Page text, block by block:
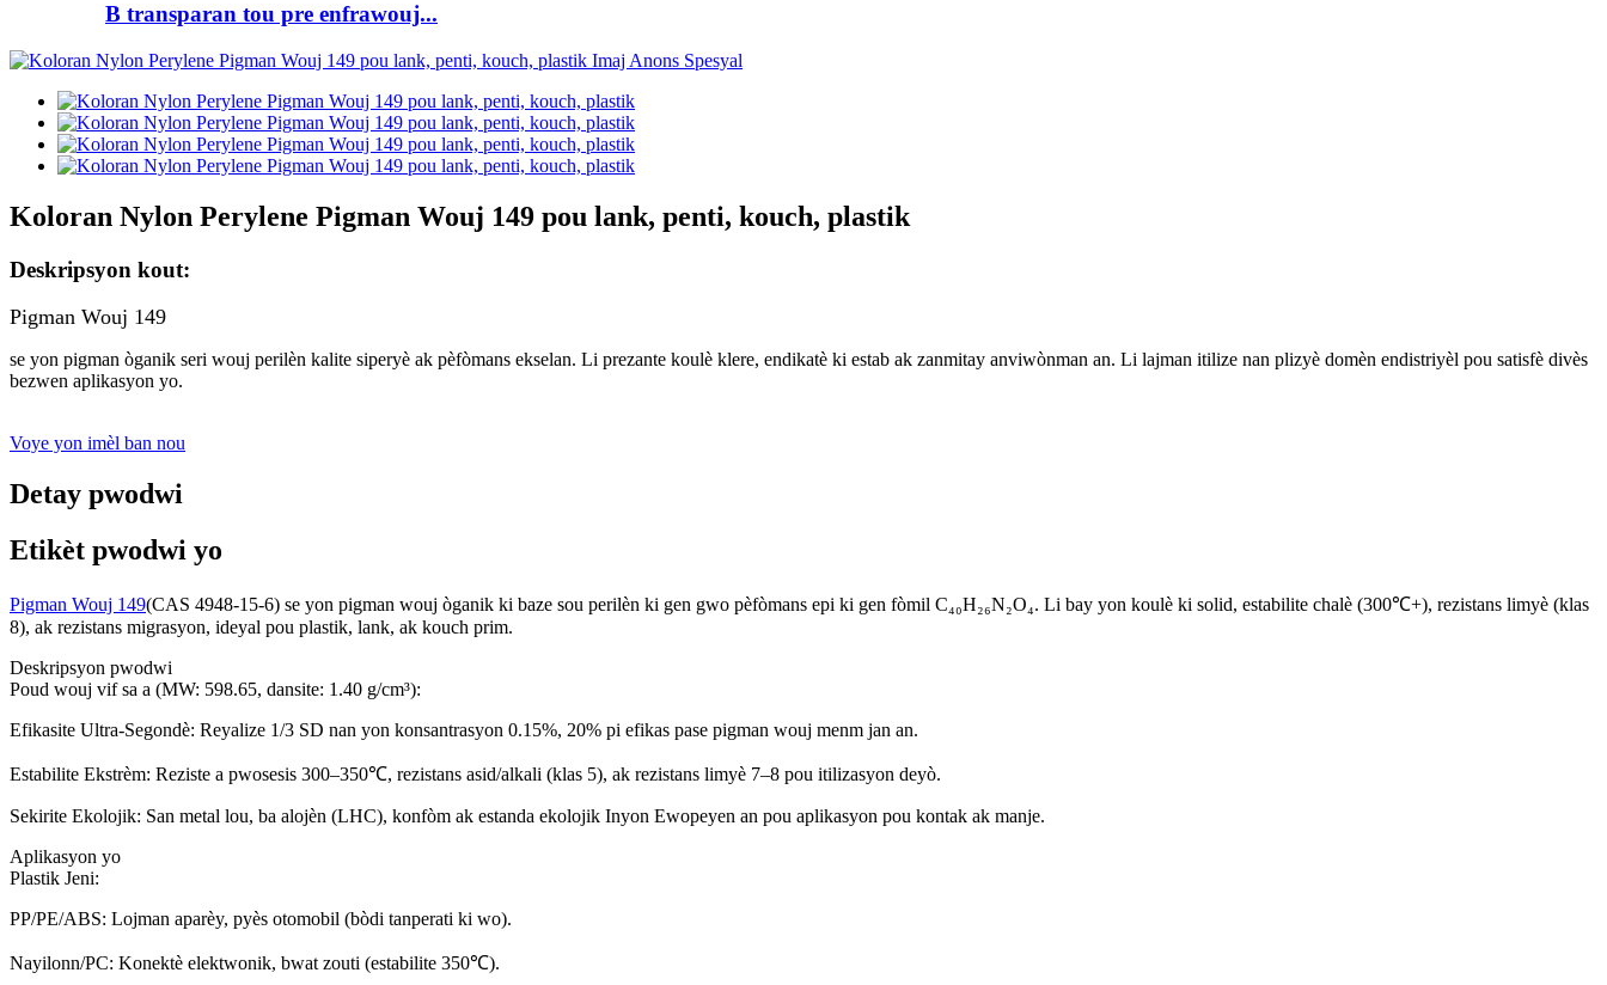
B transparan tou pre enfrawouj...
Koloran Nylon Perylene Pigman Wouj 149 pou lank, penti, kouch, plastik
Deskripsyon kout:
Pigman Wouj 149
se yon pigman òganik seri wouj perilèn kalite siperyè ak pèfòmans ekselan. Li prezante koulè klere, endikatè ki estab ak zanmitay anviwònman an. Li lajman itilize nan plizyè domèn endistriyèl pou satisfè divès
bezwen aplikasyon yo.
Voye yon imèl ban nou
Detay pwodwi
Etikèt pwodwi yo
Pigman Wouj 149(CAS 4948-15-6) se yon pigman wouj òganik ki baze sou perilèn ki gen gwo pèfòmans epi ki gen fòmil C₄₀H₂₆N₂O₄. Li bay yon koulè ki solid, estabilite chalè (300℃+), rezistans limyè (klas
8), ak rezistans migrasyon, ideyal pou plastik, lank, ak kouch prim.
Deskripsyon pwodwi
Poud wouj vif sa a (MW: 598.65, dansite: 1.40 g/cm³):
Efikasite Ultra-Segondè: Reyalize 1/3 SD nan yon konsantrasyon 0.15%, 20% pi efikas pase pigman wouj menm jan an.
Estabilite Ekstrèm: Reziste a pwosesis 300–350℃, rezistans asid/alkali (klas 5), ak rezistans limyè 7–8 pou itilizasyon deyò.
Sekirite Ekolojik: San metal lou, ba alojèn (LHC), konfòm ak estanda ekolojik Inyon Ewopeyen an pou aplikasyon pou kontak ak manje.
Aplikasyon yo
Plastik Jeni:
PP/PE/ABS: Lojman aparèy, pyès otomobil (bòdi tanperati ki wo).
Nayilonn/PC: Konektè elektwonik, bwat zouti (estabilite 350℃).